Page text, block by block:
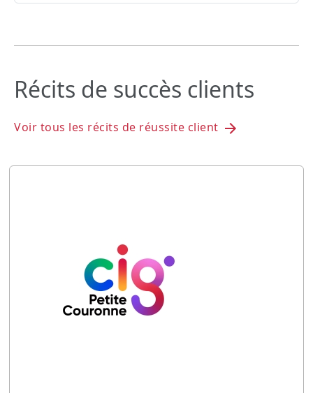
Récits de succès clients
Voir tous les récits de réussite client